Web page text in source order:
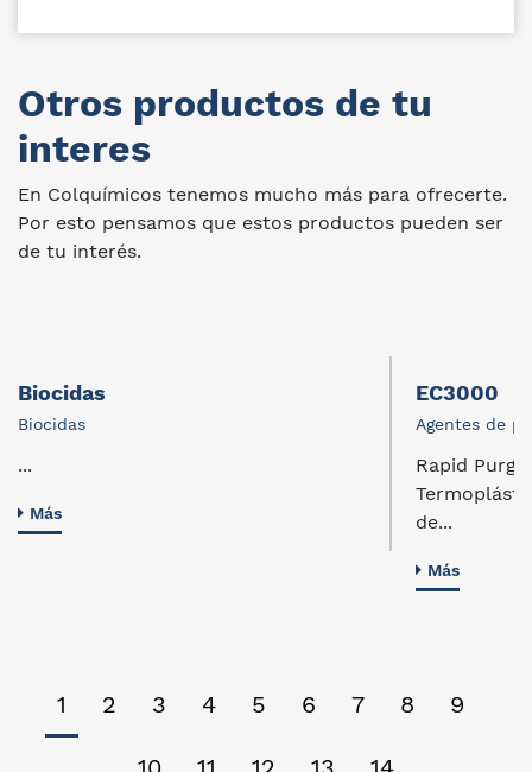
Otros productos de tu
interes
En Colquímicos tenemos mucho más para ofrecerte.
Por esto pensamos que estos productos pueden ser
de tu interés.
Biocidas
Biocidas
...
Más
EC3000
Agentes de
Rapid
de...
Más
1 2 3 4 5 6 7 8 9